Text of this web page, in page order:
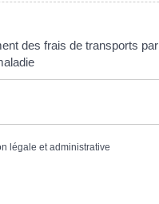
des frais de transports par
légale et administrative